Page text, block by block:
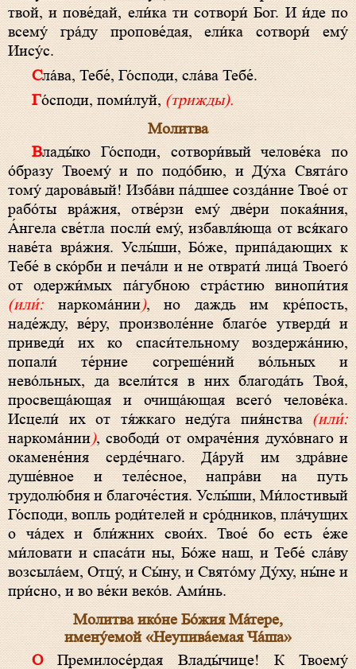
твой, и пове́дай, ели́ка ти сотвори́ Бог. И и́де по
всему́ гра́ду пропове́дая, ели́ка сотвори́ ему́
Иису́с.
Сла́ва, Тебе́, Го́споди, сла́ва Тебе́.
Го́споди, поми́луй,(трижды).
Молитва
Влады́ко Го́споди, сотвори́вый челове́ка по
о́бразу Твоему́ и по подо́бию, и Ду́ха Свята́го
тому́ дарова́вый! Изба́ви па́дшее созда́ние Твое́ от
рабо́ты вра́жия, отве́рзи ему́ две́ри покая́ния,
А́нгела све́тла посли́ ему́, избавля́юща от вся́каго
наве́та вра́жия. Услы́ши, Бо́же, припа́дающих к
Тебе́ в ско́рби и печа́ли и не отврати́ лица́ Твоего́
от одержи́мых па́губною стра́стию винопи́тия
(или́:наркома́нии), но даждь им кре́пость,
наде́жду, ве́ру, произволе́ние благо́е утверди́ и
приведи́ их ко спаси́тельному воздержа́нию,
попали́ те́рние согреше́ний во́льных и
нево́льных, да всели́тся в них благода́ть Твоя́,
просвеща́ющая и очища́ющая всего́ челове́ка.
Исцели́ их от тя́жкаго неду́га пия́нства(или́:
наркома́нии), свободи́ от омраче́ния духо́внаго и
окамене́ния серде́чнаго. Да́руй им здра́вие
душе́вное и теле́сное, напра́ви на путь
трудолю́бия и благоче́стия. Услы́ши, Ми́лостивый
Го́споди, вопль роди́телей и сро́дников, пла́чущих
о ча́дех и бли́жних свои́х. Твое́ бо есть е́же
ми́ловати и спаса́ти ны, Бо́же наш, и Тебе́ сла́ву
возсыла́ем, Отцу́, и Сы́ну, и Свято́му Ду́ху, ны́не и
при́сно, и во ве́ки веко́в. Ами́нь.
Молитва ико́не Бо́жия Ма́тере,
имену́емой «Неупива́емая Ча́ша»
О Премилосе́рдая Влады́чице! К Твоему́